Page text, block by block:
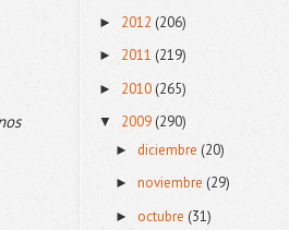
► 2012 (206)
► 2011 (219)
► 2010(265)
▼ 2009 (290)
►diciembre(20)
►noviembre(29)
►octubre(31)